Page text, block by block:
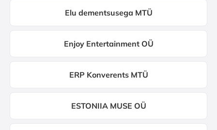
Elu dementsusega MTÜ
Enjoy Entertainment OÜ
ERP Konverents MTÜ
ESTONIIA MUSE OÜ